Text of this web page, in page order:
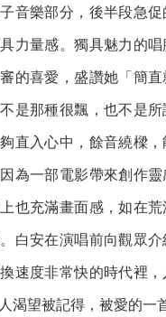
音樂部分，後半段急
力量感。獨具魅力的
的喜愛，盛讚她「簡
是那種很飄，也不是所
直入心中，餘音繞樑，
為一部電影帶來創作
也充滿畫面感，如在
白安在演唱前向觀眾
速度非常快的時代裡
渴望被記得，被愛的一